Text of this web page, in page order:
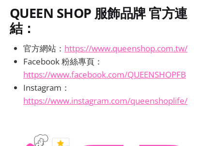
QUEEN SHOP 服飾品牌 官方連
結：
官方網站： https://www.queenshop.com.tw/
Facebook 粉絲專頁：
https://www.facebook.com/QUEENSHOPFB
Instagram：
https://www.instagram.com/queenshoplife/